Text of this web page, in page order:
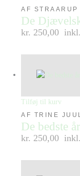
AF STRAARUP
De
kr. 250,00
Tilføj til kurv
AF TRINE
De bedste
kr. 250,00